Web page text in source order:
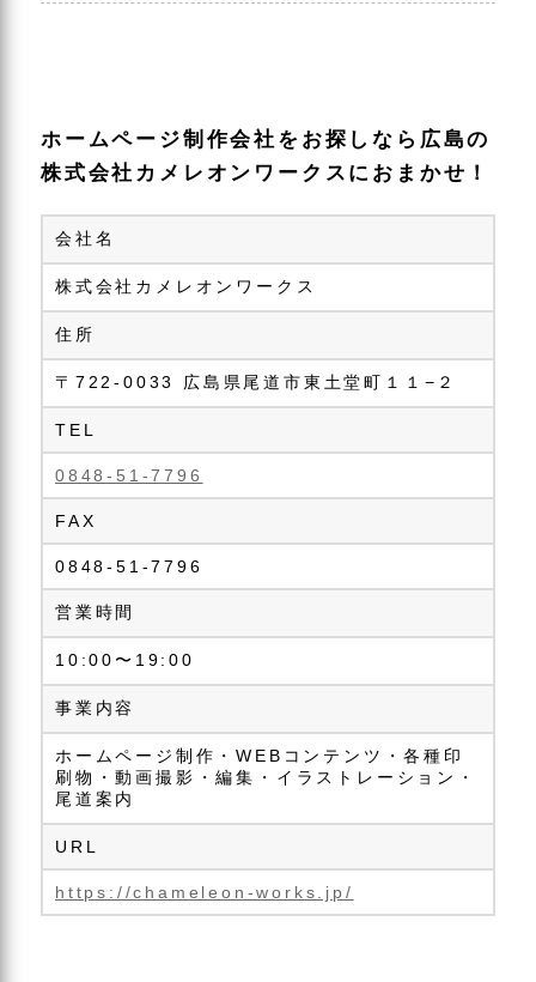
ホームページ制作会社をお探しなら広島の
株式会社カメレオンワークスにおまかせ！
会社名
株式会社カメレオンワークス
住所
〒722-0033 広島県尾道市東土堂町１１−２
TEL
0848-51-7796
FAX
0848-51-7796
営業時間
10:00〜19:00
事業内容
ホームページ制作・WEBコンテンツ・各種印
刷物・動画撮影・編集・イラストレーション・
尾道案内
URL
https://chameleon-works.jp/